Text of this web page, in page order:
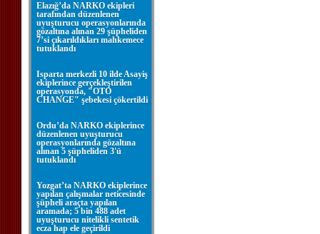
Elazığ’da NARKO ekipleri
tarafından düzenlenen
uyuşturucu operasyonlarında
gözaltına alınan 29 şüpheliden
7’si çıkarıldıkları mahkemece
tutuklandı
Isparta merkezli 10 ilde Asayiş
ekiplerince gerçekleştirilen
operasyonda, "OTO
CHANGE" şebekesi çökertildi
Ordu’da NARKO ekiplerince
düzenlenen uyuşturucu
operasyonlarında gözaltına
alınan 5 şüpheliden 3'ü
tutuklandı
Yozgat’ta NARKO ekiplerince
yapılan çalışmalar neticesinde
şüpheli araçta yapılan
aramada; 5 bin 488 adet
uyuşturucu nitelikli sentetik
ecza hap ele geçirildi